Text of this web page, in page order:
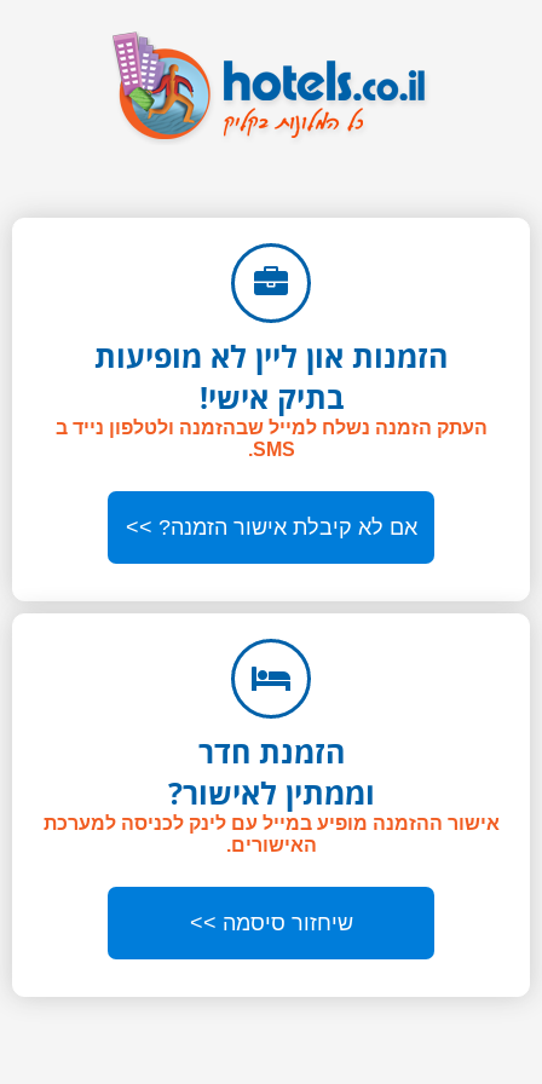
הזמנות און ליין לא מופיעות
בתיק אישי!
העתק הזמנה נשלח למייל שבהזמנה ולטלפון נייד ב
SMS.
אם לא קיבלת אישור הזמנה? >>
הזמנת חדר
וממתין לאישור?
אישור ההזמנה מופיע במייל עם לינק לכניסה למערכת
האישורים.
שיחזור סיסמה >>